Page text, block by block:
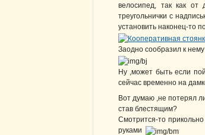
велосипед, так как
треугольнички с
установить наконец-то
Заодно сообразил к
Ну ,может быть если
сейчас временно на
Вот думаю ,не потерял
став блестящим?
Смотрится-то
руками